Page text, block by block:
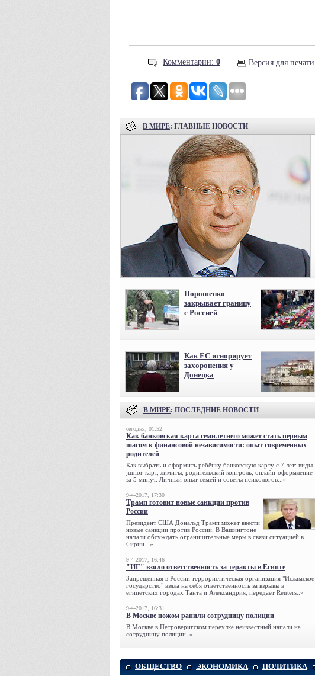
Комментарии: 0 Версия для печати
В МИРЕ: ГЛАВНЫЕ НОВОСТИ
Порошенко
закрывает границу
с Россией
Как ЕС игнорирует
захоронения у
Донецка
В МИРЕ: ПОСЛЕДНИЕ НОВОСТИ
сегодня, 01:52
Как банковская карта семилетнего может стать первым
шагом к финансовой независимости: опыт современных
родителей
Как выбрать и оформить ребёнку банковскую карту с 7 лет: виды
junior-карт, лимиты, родительский контроль, онлайн-оформление
за 5 минут. Личный опыт семей и советы психологов...»
9-4-2017, 17:30
Трамп готовит новые санкции против
России
Президент США Дональд Трамп может ввести
новые санкции против России. В Вашингтоне
начали обсуждать ограничительные меры в связи ситуацией в
Сирии...»
9-4-2017, 16:46
"ИГ" взяло ответственность за теракты в Египте
Запрещенная в России террористическая организация "Исламское
государство" взяла на себя ответственность за взрывы в
египетских городах Танта и Александрия, передает Reuters..»
9-4-2017, 16:31
В Москве ножом ранили сотрудницу полиции
В Москве в Петроверигском переулке неизвестный напали на
сотрудницу полиции..»
ОБЩЕСТВО ЭКОНОМИКА ПОЛИТИКА